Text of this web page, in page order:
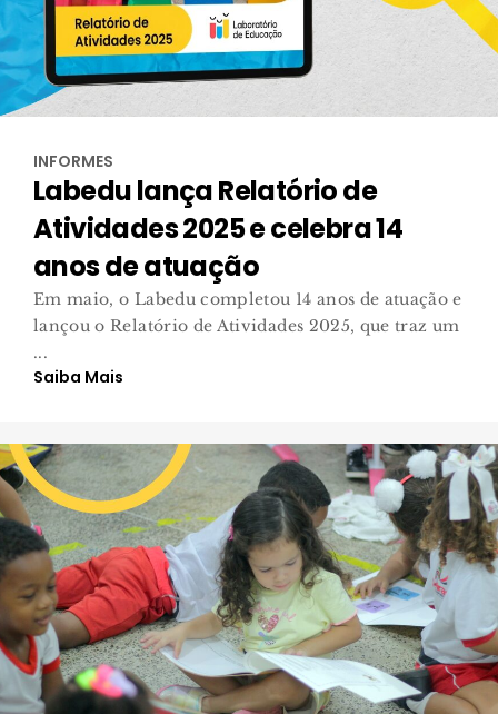
INFORMES
Labedu lança Relatório de
Atividades 2025 e celebra 14
anos de atuação
Em maio, o Labedu completou 14 anos de atuação e
lançou o Relatório de Atividades 2025, que traz um
...
Saiba Mais